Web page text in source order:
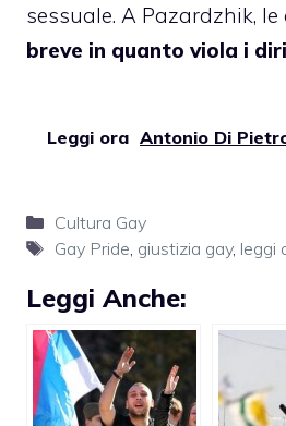
sessuale. A Pazardzhik,
breve in quanto viola i
Leggi ora Antonio Di
Categorie
Cultura Gay
Tag
Gay Pride, giustizia gay, leggi
Leggi Anche: